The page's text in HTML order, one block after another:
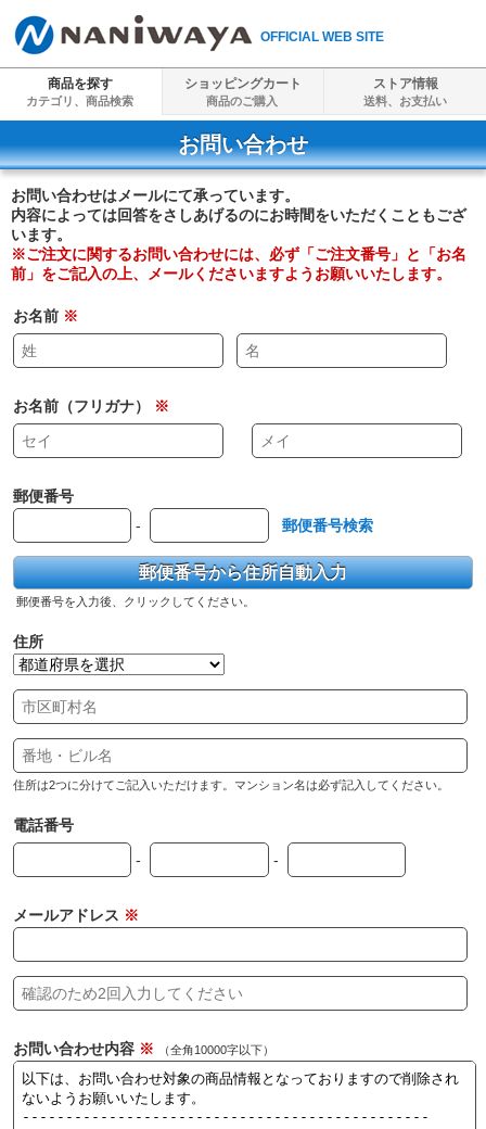
OFFICIAL WEB SITE
商品を探す
カテゴリ、商品検索
ショッピングカート
商品のご購入
ストア情報
送料、 お支払い
お問い合わせ
お問い合わせはメールにて承っています。
内容によっては回答をさしあげるのにお時間をいただくこともござ
います。
※ご注文に関するお問い合わせには、必ず「ご注文番号」と「お名
前」をご記入の上、メールくださいますようお願いいたします。
お名前 ※
お名前（フリガナ） ※
郵便番号
-
郵便番号検索
郵便番号から住所自動入力
郵便番号を入力後、クリックしてください。
住所
住所は2つに分けてご記入いただけます。マンション名は必ず記入してください。
電話番号
-
-
メールアドレス ※
お問い合わせ内容 ※ （全角10000字以下）